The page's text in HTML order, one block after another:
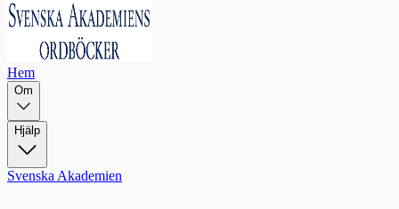
Hem
Om
Hjälp
Svenska Akademien